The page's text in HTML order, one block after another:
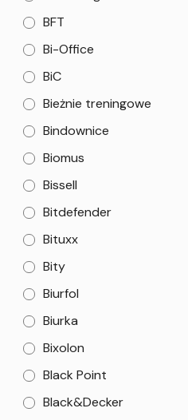
BFT
Bi-Office
BiC
Bieżnie treningowe
Bindownice
Biomus
Bissell
Bitdefender
Bituxx
Bity
Biurfol
Biurka
Bixolon
Black Point
Black&Decker